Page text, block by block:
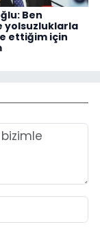
Ben
yolsuzluklarla
ettiğim için